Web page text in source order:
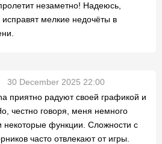
незаметно! Надеюсь,
исправят мелкие недочёты в
30 December 2025 22:00
приятно радуют своей графикой и
честно говоря, меня немного
некоторые функции. Сложности с
часто отвлекают от игры.